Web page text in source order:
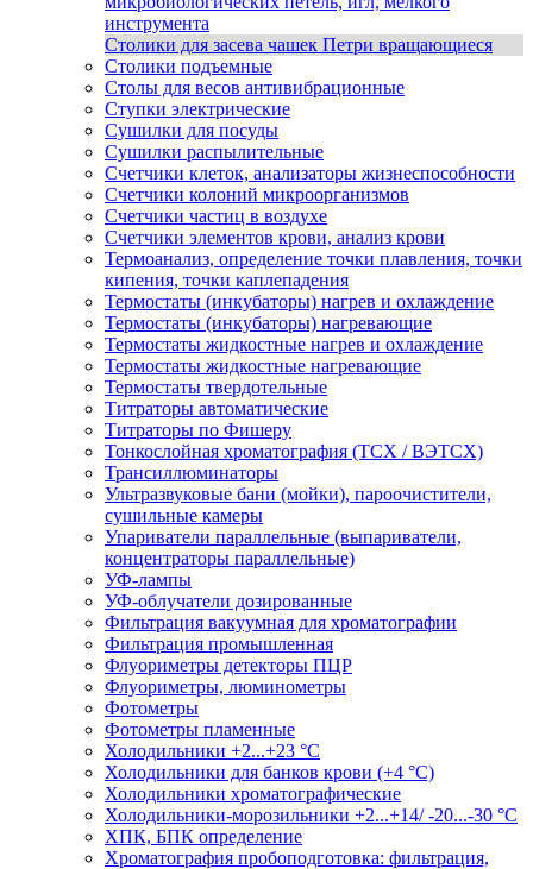
инструмента
Столики для засева чашек Петри вращающиеся
Столики подъемные
Столы для весов антивибрационные
Ступки электрические
Сушилки для посуды
Сушилки распылительные
Счетчики клеток, анализаторы жизнеспособности
Счетчики колоний микроорганизмов
Счетчики частиц в воздухе
Счетчики элементов крови, анализ крови
Термоанализ, определение точки плавления, точки
кипения, точки каплепадения
Термостаты (инкубаторы) нагрев и охлаждение
Термостаты (инкубаторы) нагревающие
Термостаты жидкостные нагрев и охлаждение
Термостаты жидкостные нагревающие
Термостаты твердотельные
Титраторы автоматические
Титраторы по Фишеру
Тонкослойная хроматография (ТСХ / ВЭТСХ)
Трансиллюминаторы
Ультразвуковые бани (мойки), пароочистители,
сушильные камеры
Упариватели параллельные (выпариватели,
концентраторы параллельные)
УФ-лампы
УФ-облучатели дозированные
Фильтрация вакуумная для хроматографии
Фильтрация промышленная
Флуориметры детекторы ПЦР
Флуориметры, люминометры
Фотометры
Фотометры пламенные
Холодильники +2...+23 °С
Холодильники для банков крови (+4 °С)
Холодильники хроматографические
Холодильники-морозильники +2...+14/ -20...-30 °C
ХПК, БПК определение
Хроматография пробоподготовка: фильтрация,